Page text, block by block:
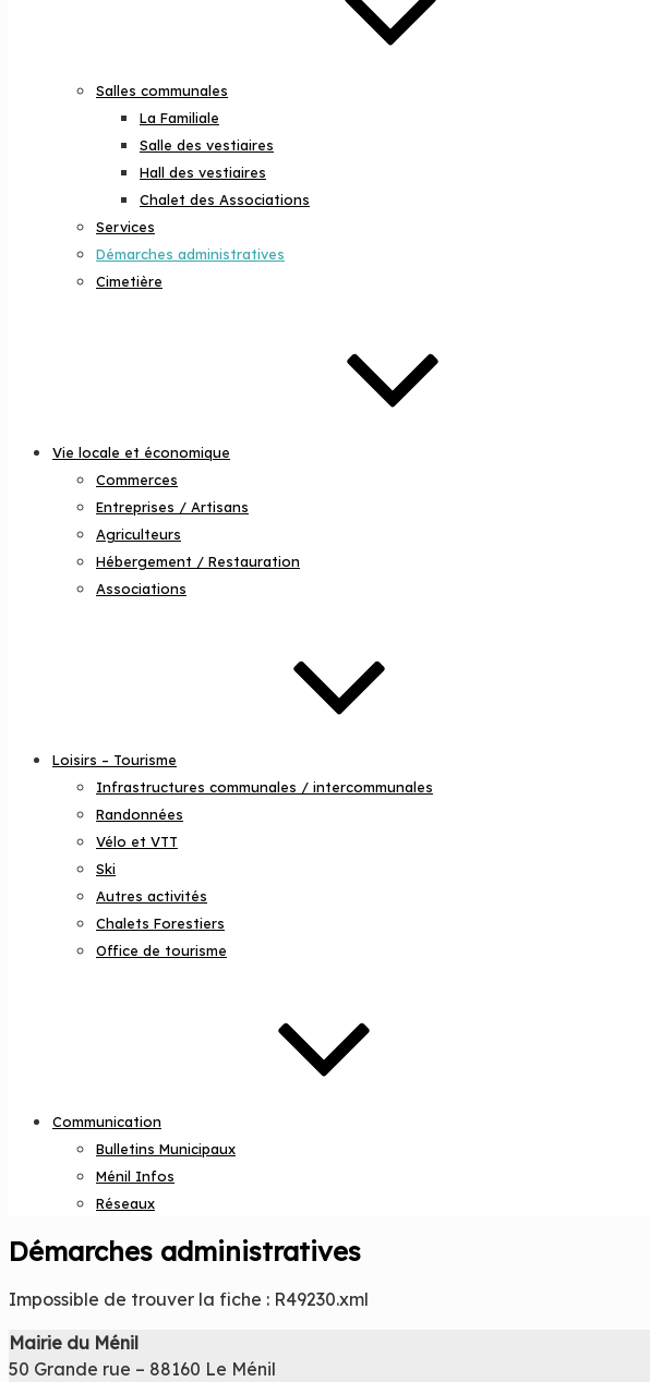
Salles communales
La Familiale
Salle des vestiaires
Hall des vestiaires
Chalet des Associations
Services
Démarches administratives
Cimetière
Vie locale et économique
Commerces
Entreprises / Artisans
Agriculteurs
Hébergement / Restauration
Associations
Loisirs – Tourisme
Infrastructures communales / intercommunales
Randonnées
Vélo et VTT
Ski
Autres activités
Chalets Forestiers
Office de tourisme
Communication
Bulletins Municipaux
Ménil Infos
Réseaux
Démarches administratives
Impossible de trouver la fiche : R49230.xml
Mairie du Ménil
50 Grande rue – 88160 Le Ménil